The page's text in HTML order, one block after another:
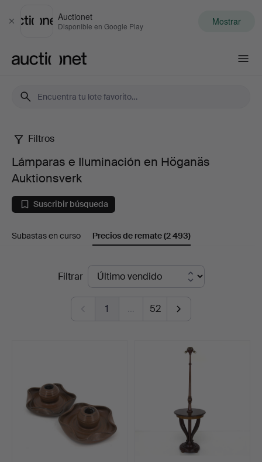
Cerrar
Auctionet
Disponible en Google Play Mostrar
Lámparas
Iluminación
en
Auktionsverk
Filtros
Lámparas e Iluminación en Höganäs
Auktionsverk
Suscribir búsqueda
Subastas en curso Precios de remate(2 493)
Filtrar
1 … 52